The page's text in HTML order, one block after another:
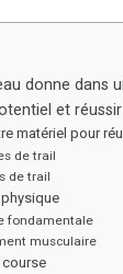
donne dans
et
matériel pour
de trail
de trail
fondamentale
musculaire